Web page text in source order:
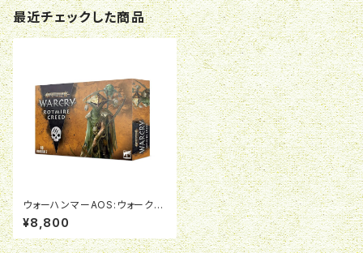
最近チェックした商品
ウォーハンマーAOS:ウォークラ
イ:ロットマイア・クリード
¥8,800